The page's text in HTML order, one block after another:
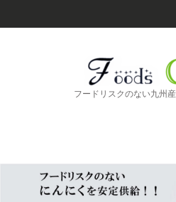
フードリスクのない九州